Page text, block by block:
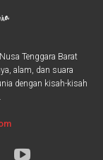
Tenggara Barat
alam, dan suara
dengan kisah-kisah